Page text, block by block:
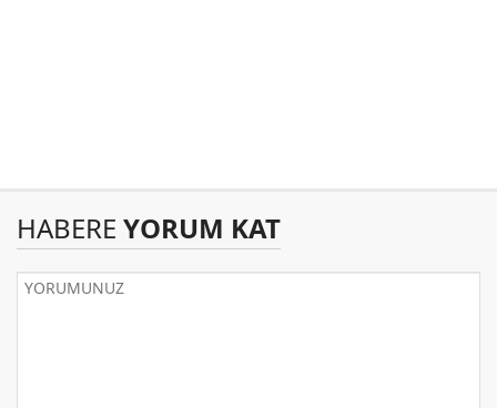
HABERE YORUM KAT